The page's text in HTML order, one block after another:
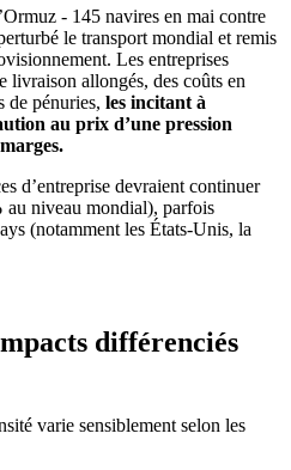
- 145 navires en mai contre
le transport mondial et remis
Les entreprises
livraison allongés, des coûts en
de pénuries, les incitant à
au prix d’une pression
d’entreprise devraient continuer
au niveau mondial), parfois
(notamment les États-Unis, la
différenciés
varie sensiblement selon les